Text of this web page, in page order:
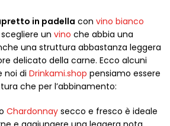
in padella con vino bianco
un vino che abbia una
una struttura abbastanza leggera
delicato della carne. Ecco alcuni
noi di Drinkami.shop pensiamo essere
che per l’abbinamento:
Chardonnay secco e fresco è ideale